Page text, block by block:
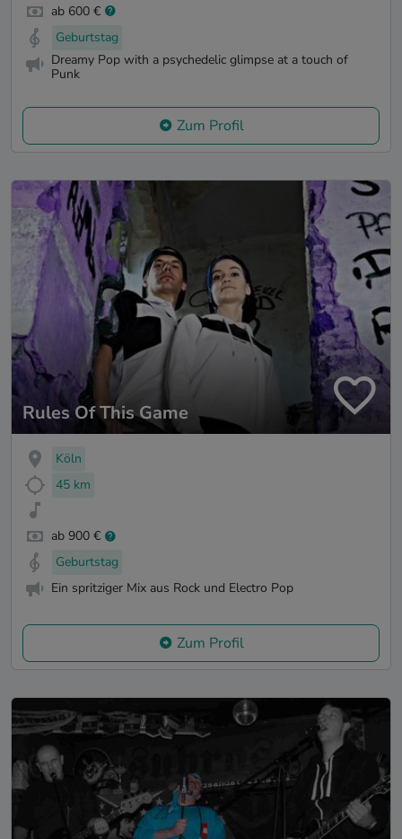
ab 600 €
Geburtstag
Dreamy Pop with a psychedelic glimpse at a touch of
Punk
Zum Profil
Rules Of This Game
Köln
45 km
ab 900 €
Geburtstag
Ein spritziger Mix aus Rock und Electro Pop
Zum Profil